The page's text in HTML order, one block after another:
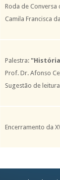
Roda de
Camila Francisca
Palestra:
Prof. Dr. Afonso
Sugestão de
Encerramento da